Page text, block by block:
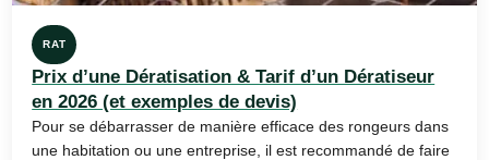
RAT
Prix d’une Dératisation & Tarif d’un Dératiseur
en 2026 (et exemples de devis)
Pour se débarrasser de manière efficace des rongeurs dans
une habitation ou une entreprise, il est recommandé de faire